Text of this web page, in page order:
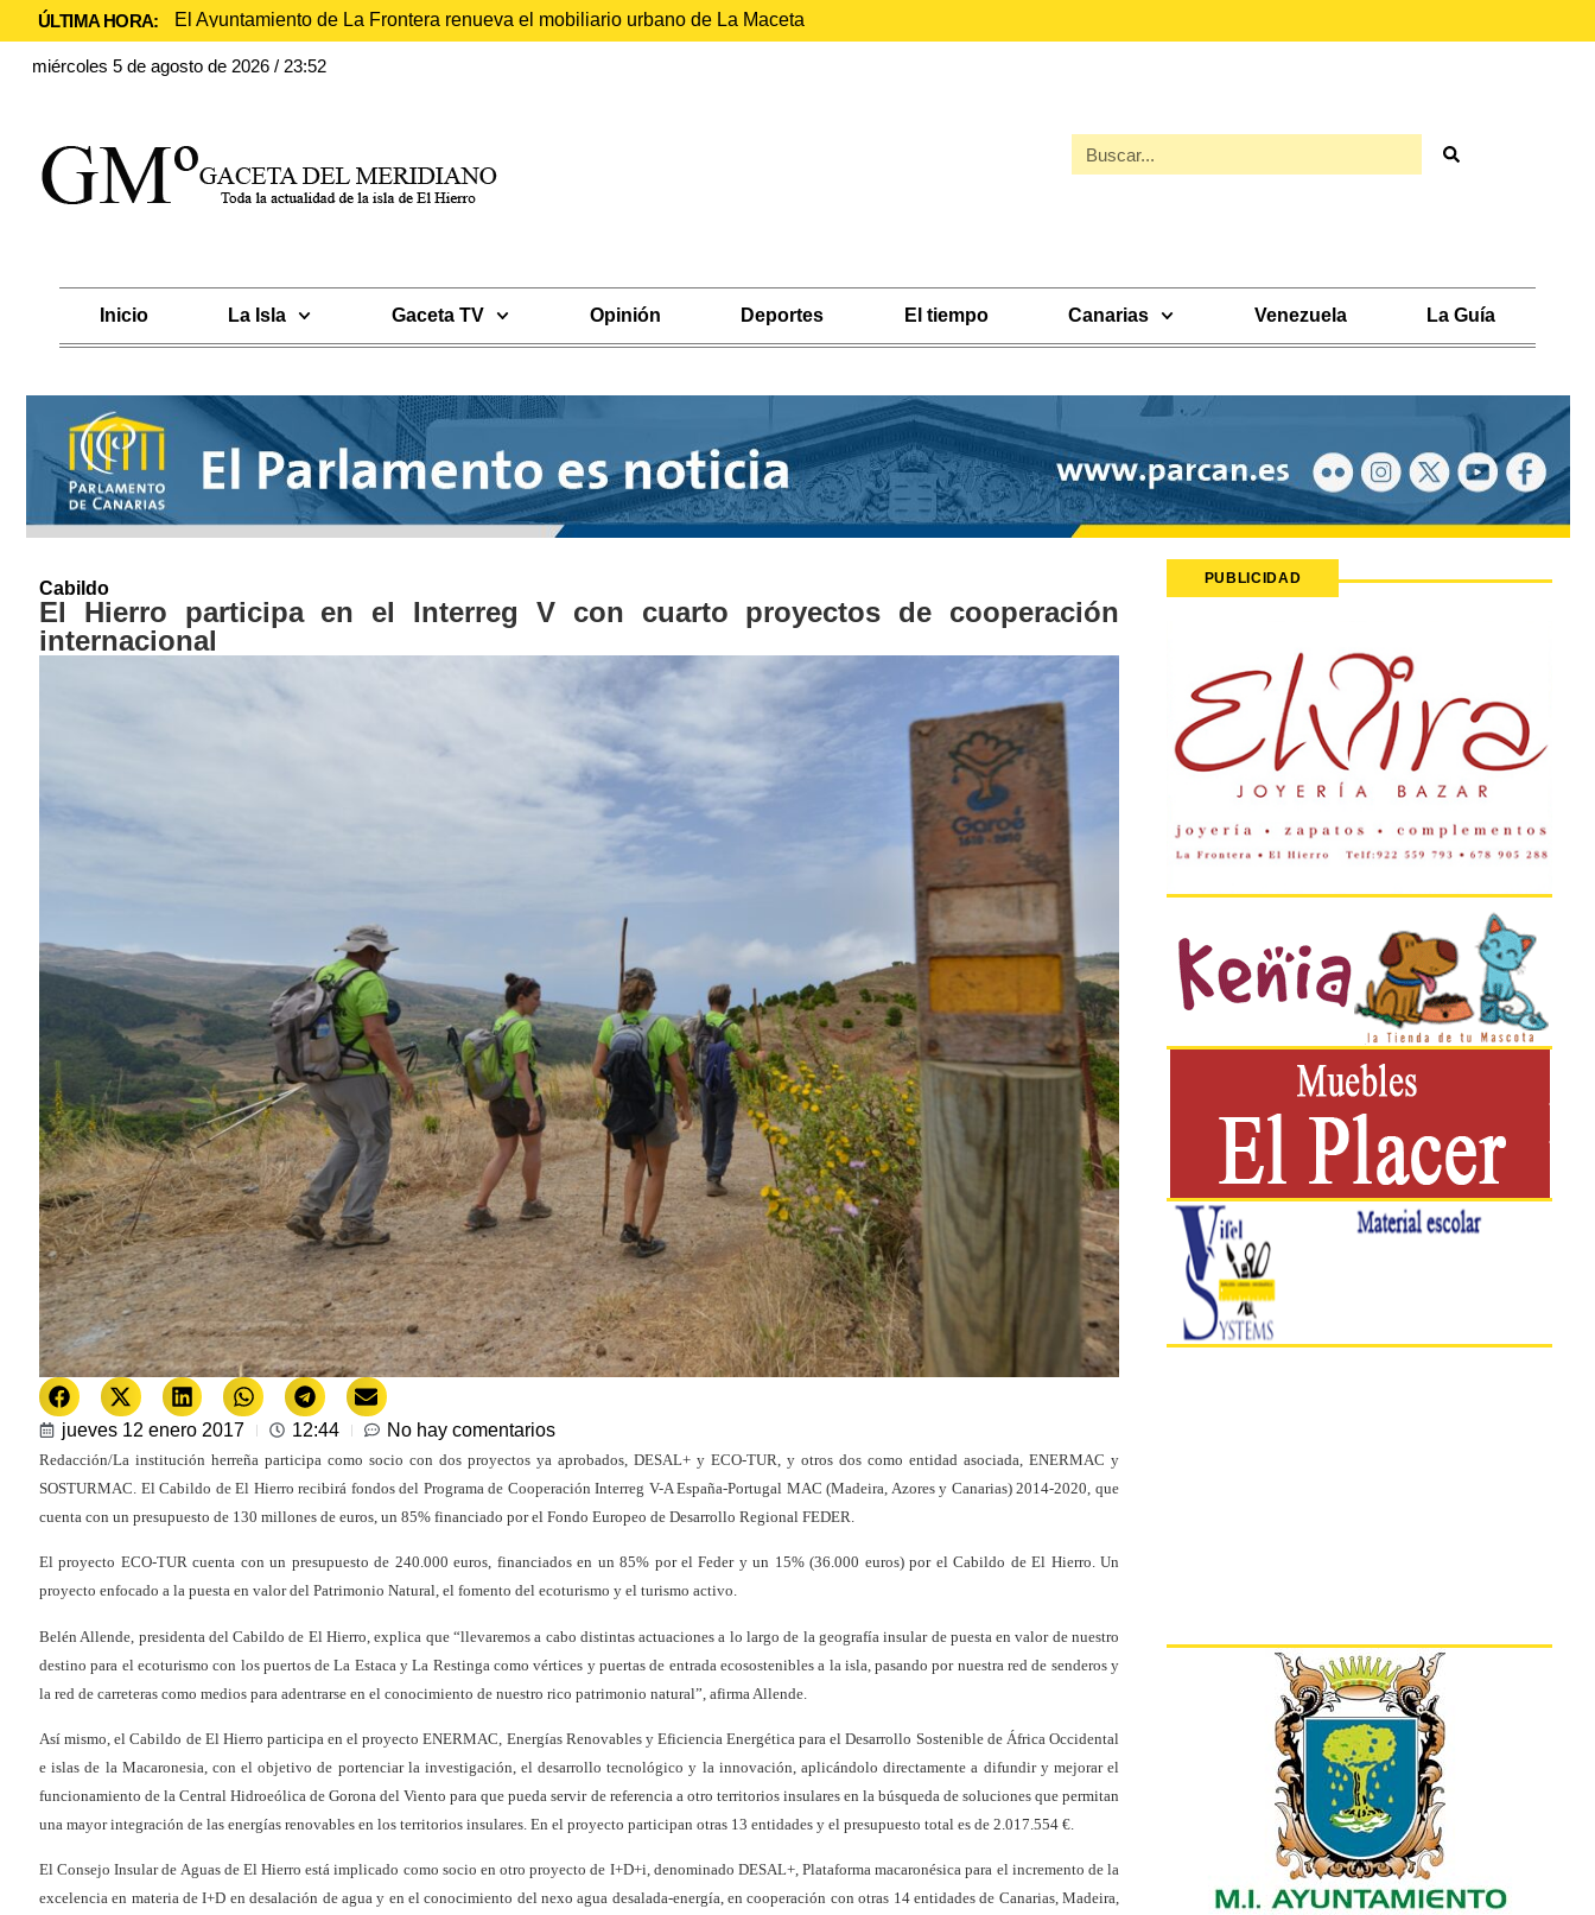
ÚLTIMA HORA: El Ayuntamiento de La Frontera renueva el mobiliario urbano de La Maceta
miércoles 5 de agosto de 2026 / 23:52
Inicio La Isla Gaceta TV Opinión Deportes El tiempo Canarias Venezuela La Guía
Cabildo
El Hierro participa en el Interreg V con cuarto proyectos de cooperación
internacional
jueves 12 enero 2017 12:44 No hay comentarios
Redacción/La institución herreña participa como socio con dos proyectos ya aprobados, DESAL+ y ECO-TUR, y otros dos como entidad asociada, ENERMAC y
SOSTURMAC. El Cabildo de El Hierro recibirá fondos del Programa de Cooperación Interreg V-A España-Portugal MAC (Madeira, Azores y Canarias) 2014-2020, que
cuenta con un presupuesto de 130 millones de euros, un 85% financiado por el Fondo Europeo de Desarrollo Regional FEDER.
El proyecto ECO-TUR cuenta con un presupuesto de 240.000 euros, financiados en un 85% por el Feder y un 15% (36.000 euros) por el Cabildo de El Hierro. Un
proyecto enfocado a la puesta en valor del Patrimonio Natural, el fomento del ecoturismo y el turismo activo.
Belén Allende, presidenta del Cabildo de El Hierro, explica que “llevaremos a cabo distintas actuaciones a lo largo de la geografía insular de puesta en valor de nuestro
destino para el ecoturismo con los puertos de La Estaca y La Restinga como vértices y puertas de entrada ecosostenibles a la isla, pasando por nuestra red de senderos y
la red de carreteras como medios para adentrarse en el conocimiento de nuestro rico patrimonio natural”, afirma Allende.
Así mismo, el Cabildo de El Hierro participa en el proyecto ENERMAC, Energías Renovables y Eficiencia Energética para el Desarrollo Sostenible de África Occidental
e islas de la Macaronesia, con el objetivo de portenciar la investigación, el desarrollo tecnológico y la innovación, aplicándolo directamente a difundir y mejorar el
funcionamiento de la Central Hidroeólica de Gorona del Viento para que pueda servir de referencia a otro territorios insulares en la búsqueda de soluciones que permitan
una mayor integración de las energías renovables en los territorios insulares. En el proyecto participan otras 13 entidades y el presupuesto total es de 2.017.554 €.
El Consejo Insular de Aguas de El Hierro está implicado como socio en otro proyecto de I+D+i, denominado DESAL+, Plataforma macaronésica para el incremento de la
excelencia en materia de I+D en desalación de agua y en el conocimiento del nexo agua desalada-energía, en cooperación con otras 14 entidades de Canarias, Madeira,
PUBLICIDAD